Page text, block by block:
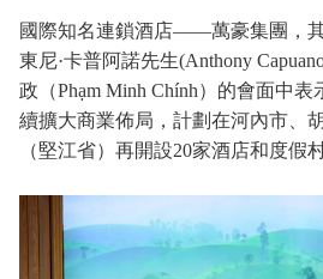
國際知名連鎖酒店——萬豪集團，
東尼·卡普阿諾先生(Anthony
政（Phạm Minh Chính）的會面中
續擴大商業佈局，計劃在河內市、
（堅江省）再開設20家酒店和度假村